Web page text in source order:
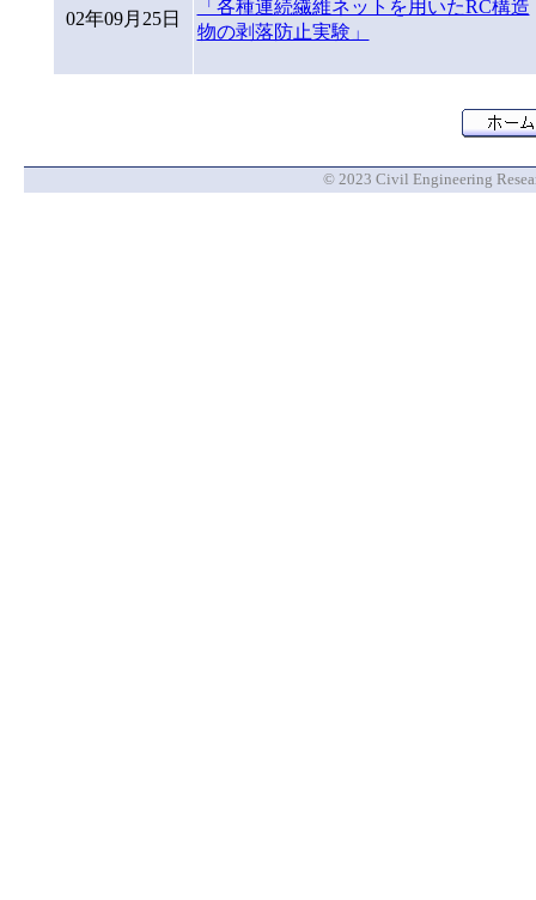
02年09月25日
「各種連続繊維ネットを用いたRC構造
物の剥落防止実験」
© 2023 Civil Engineering